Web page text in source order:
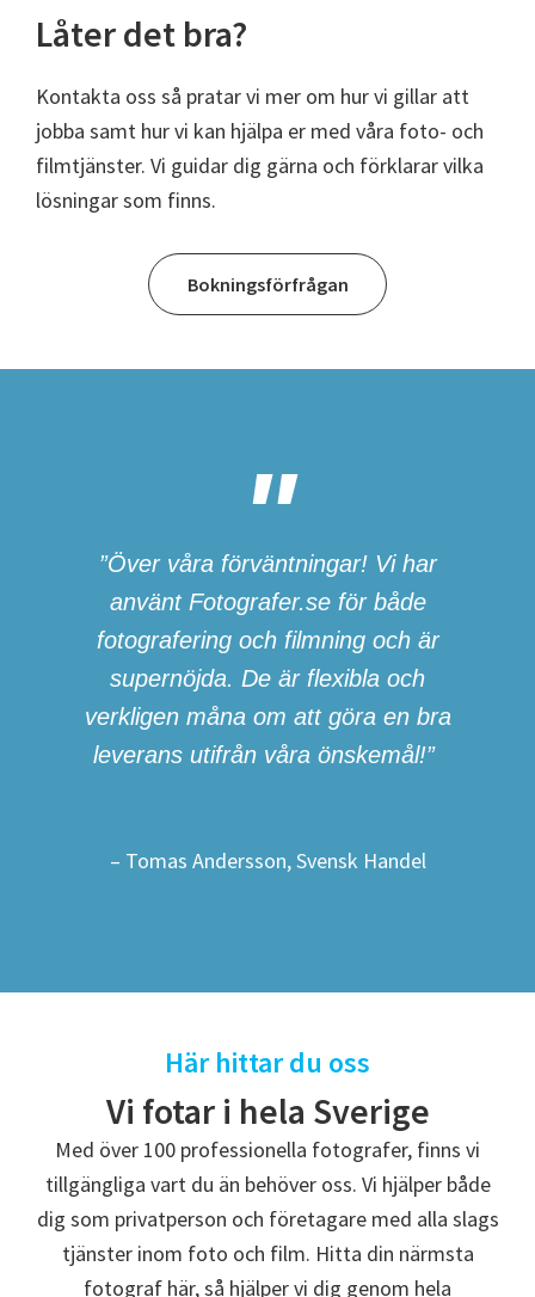
Låter det bra?
Kontakta oss så pratar vi mer om hur vi gillar att
jobba samt hur vi kan hjälpa er med våra foto- och
filmtjänster. Vi guidar dig gärna och förklarar vilka
lösningar som finns.
Bokningsförfrågan
”Över våra förväntningar! Vi har
använt Fotografer.se för både
fotografering och filmning och är
supernöjda. De är flexibla och
verkligen måna om att göra en bra
leverans utifrån våra önskemål!”
– Tomas Andersson, Svensk Handel
Här hittar du oss
Vi fotar i hela Sverige
Med över 100 professionella fotografer, finns vi
tillgängliga vart du än behöver oss. Vi hjälper både
dig som privatperson och företagare med alla slags
tjänster inom foto och film. Hitta din närmsta
fotograf här, så hjälper vi dig genom hela